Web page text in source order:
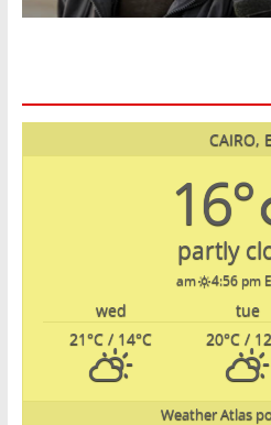
CAIRO,
16°
partly
4:56 pm
tue
wed
20°C /
21°C / 14°C
Weather Atlas